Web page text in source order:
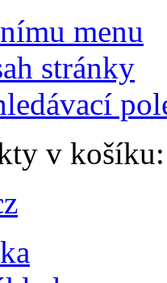
menu
stránky
v